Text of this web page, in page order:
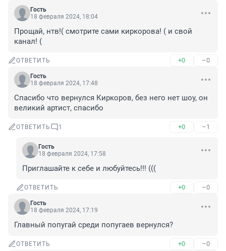
Гость
18 февраля 2024, 18:04
Прощай, нтв!( смотрите сами киркорова! ( и свой
канал! (
ОТВЕТИТЬ +0 –0
Гость
18 февраля 2024, 17:48
Спасибо что вернулся Киркоров, без него нет шоу, он
великий артист, спасибо
ОТВЕТИТЬ 1 +0 –1
Гость
18 февраля 2024, 17:58
Приглашайте к себе и любуйтесь!!! (((
ОТВЕТИТЬ +0 –0
Гость
18 февраля 2024, 17:19
Главный попугай среди попугаев вернулся?
ОТВЕТИТЬ +0 –0